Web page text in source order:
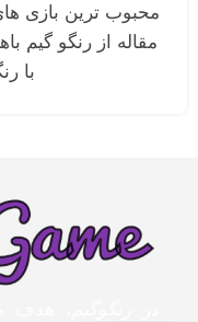
مقاله از رنگو گیم
با
، هدف